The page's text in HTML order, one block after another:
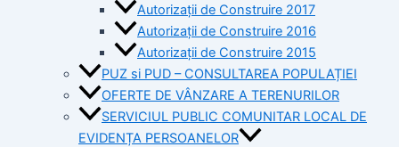
Autorizaţii de Construire 2017
Autorizaţii de Construire 2016
Autorizaţii de Construire 2015
PUZ si PUD – CONSULTAREA POPULAȚIEI
OFERTE DE VÂNZARE A TERENURILOR
SERVICIUL PUBLIC COMUNITAR LOCAL DE
EVIDENȚA PERSOANELOR